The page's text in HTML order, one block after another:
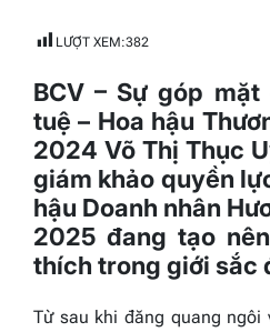
LƯỢT XEM:382
BCV – Sự góp
tuệ – Hoa hậu
2024 Võ Thị Thục
giám khảo quyền
hậu Doanh nhân
2025 đang tạo
thích trong giới sắc
Từ sau khi đăng quang ngôi